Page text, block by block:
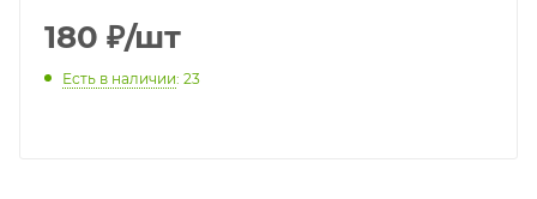
180 ₽/шт
Есть в наличии: 23